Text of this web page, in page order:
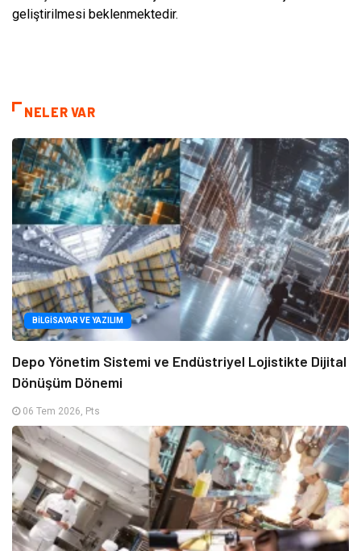
geliştirilmesi beklenmektedir.
NELER VAR
BILGISAYAR VE YAZILIM
Depo Yönetim Sistemi ve Endüstriyel Lojistikte Dijital
Dönüşüm Dönemi
06 Tem 2026, Pts